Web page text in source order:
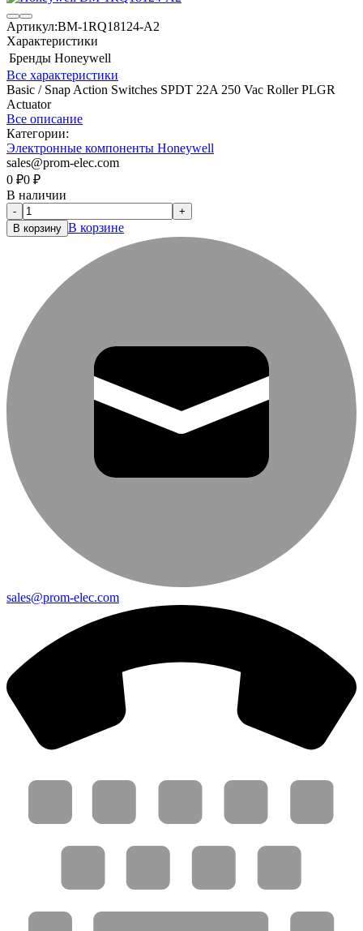
Артикул:BM-1RQ18124-A2
Характеристики
Бренды Honeywell
Все характеристики
Basic / Snap Action Switches SPDT 22A 250 Vac Roller PLGR
Actuator
Все описание
Категории:
Электронные компоненты Honeywell
sales@prom-elec.com
0 ₽0 ₽
В наличии
-
+
В корзину В корзине
sales@prom-elec.com